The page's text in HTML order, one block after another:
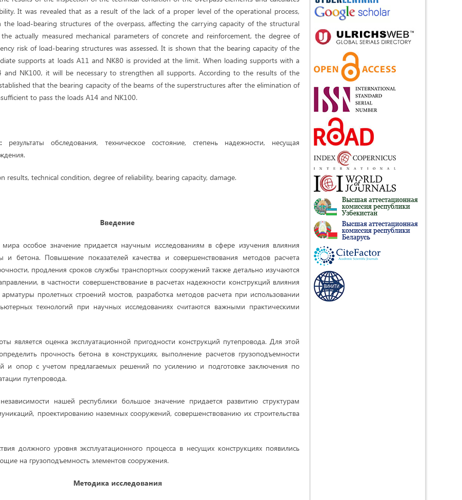
It was revealed that as a result of the lack of a proper level of the operational process,
the load-bearing structures of the overpass, affecting the carrying capacity of the structural
actually measured mechanical parameters of concrete and reinforcement, the degree of
risk of load-bearing structures was assessed. It is shown that the bearing capacity of the
supports at loads A11 and NK80 is provided at the limit. When loading supports with a
and NK100, it will be necessary to strengthen all supports. According to the results of the
that the bearing capacity of the beams of the superstructures after the elimination of
to pass the loads A14 and NK100.
результаты обследования, техническое состояние, степень надежности, несущая
results, technical condition, degree of reliability, bearing capacity, damage.
Введение
мира особое значение придается научным исследованиям в сфере изучения влияния
и бетона. Повышение показателей качества и совершенствования методов расчета
продления сроков службы транспортных сооружений также детально изучаются
в частности совершенствование в расчетах надежности конструкций влияния
пролетных строений мостов, разработка методов расчета при использовании
технологий при научных исследованиях считаются важными практическими
является оценка эксплуатационной пригодности конструкций путепровода. Для этой
прочность бетона в конструкциях, выполнение расчетов грузоподъемности
и опор с учетом предлагаемых решений по усилению и подготовке заключения по
путепровода.
нашей республики большое значение придается развитию структурам
проектированию наземных сооружений, совершенствованию их строительства
должного уровня эксплуатационного процесса в несущих конструкциях появились
на грузоподъемность элементов сооружения.
Методика исследования